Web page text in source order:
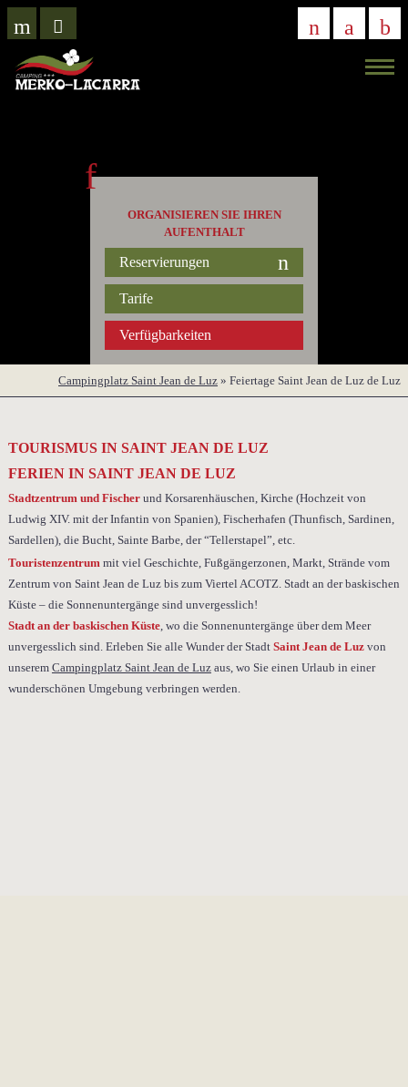
VIRTUELLER
BESUCH
ORGANISIEREN SIE IHREN
AUFENTHALT
Reservierungen
Tarife
Verfügbarkeiten
Campingplatz Saint Jean de Luz » Feiertage Saint Jean de Luz de Luz
TOURISMUS IN SAINT JEAN DE LUZ
FERIEN IN SAINT JEAN DE LUZ
Stadtzentrum und Fischerund Korsarenhäuschen, Kirche (Hochzeit von
Ludwig XIV. mit der Infantin von Spanien), Fischerhafen (Thunfisch, Sardinen,
Sardellen), die Bucht, Sainte Barbe, der “Tellerstapel”, etc.
Touristenzentrummit viel Geschichte, Fußgängerzonen, Markt, Strände vom
Zentrum von Saint Jean de Luz bis zum Viertel ACOTZ. Stadt an der baskischen
Küste – die Sonnenuntergänge sind unvergesslich!
Stadt an der baskischen Küste, wo die Sonnenuntergänge über dem Meer
unvergesslich sind. Erleben Sie alle Wunder der Stadt Saint Jean de Luzvon
unserem Campingplatz Saint Jean de Luzaus, wo Sie einen Urlaub in einer
wunderschönen Umgebung verbringen werden.